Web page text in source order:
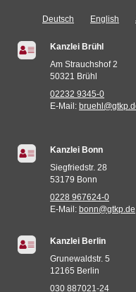
Deutsch English
Kanzlei Brühl
Am Strauchshof 2
50321 Brühl
02232 9345-0
E-Mail:
Kanzlei Bonn
Siegfriedstr. 28
53179 Bonn
0228 967624-0
E-Mail: bonn@gtkp.de
Kanzlei Berlin
Grunewaldstr. 5
12165 Berlin
030 887021-24